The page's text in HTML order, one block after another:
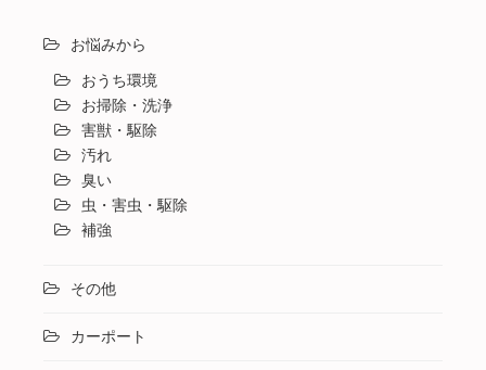
お悩みから
おうち環境
お掃除・洗浄
害獣・駆除
汚れ
臭い
虫・害虫・駆除
補強
その他
カーポート